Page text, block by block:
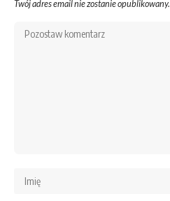
Twój adres email nie zostanie opublikowany.